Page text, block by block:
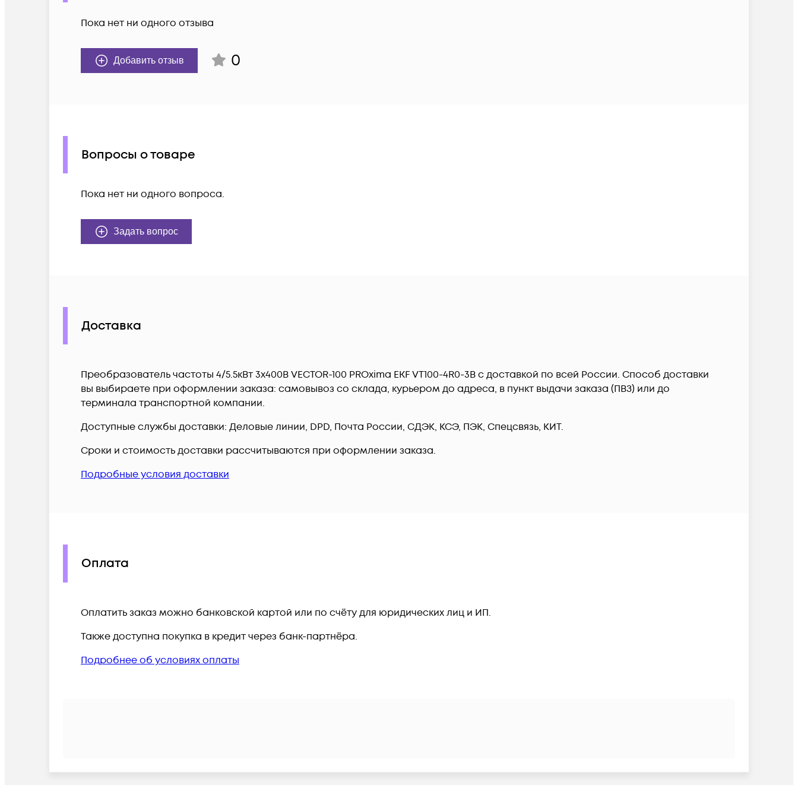
Пока нет ни одного отзыва
Добавить отзыв 0
Вопросы о товаре
Пока нет ни одного вопроса.
Задать вопрос
Доставка
Преобразователь частоты 4/5.5кВт 3х400В VECTOR-100 PROxima EKF VT100-4R0-3B c доставкой по всей России. Способ доставки
вы выбираете при оформлении заказа: самовывоз со склада, курьером до адреса, в пункт выдачи заказа (ПВЗ) или до
терминала транспортной компании.
Доступные службы доставки: Деловые линии, DPD, Почта России, СДЭК, КСЭ, ПЭК, Спецсвязь, КИТ.
Сроки и стоимость доставки рассчитываются при оформлении заказа.
Подробные условия доставки
Оплата
Оплатить заказ можно банковской картой или по счёту для юридических лиц и ИП.
Также доступна покупка в кредит через банк-партнёра.
Подробнее об условиях оплаты